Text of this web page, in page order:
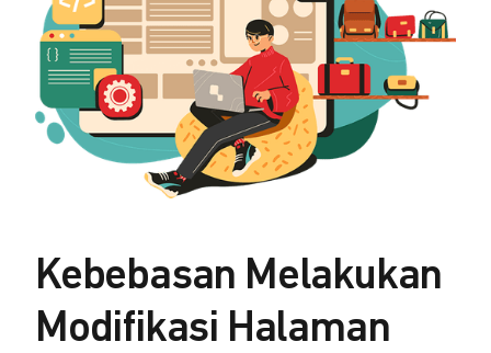
Kebebasan Melakukan
Modifikasi Halaman